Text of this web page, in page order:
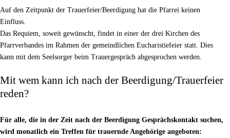
Auf den Zeitpunkt der Trauerfeier/Beerdigung hat die Pfarrei keinen
Einfluss.
Das Requiem, soweit gewünscht, findet in einer der drei Kirchen des
Pfarrverbandes im Rahmen der gemeindlichen Eucharistiefeier statt. Dies
kann mit dem Seelsorger beim Trauergespräch abgesprochen werden.
Mit wem kann ich nach der Beerdigung/Trauerfeier
reden?
Für alle, die in der Zeit nach der Beerdigung Gesprächskontakt suchen,
wird monatlich ein Treffen für trauernde Angehörige angeboten: